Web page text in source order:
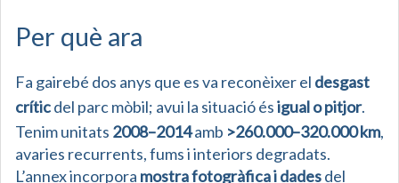
Per què ara
Fa gairebé dos anys que es va reconèixer el desgast
críticdel parc mòbil; avui la situació ésigual o pitjor.
Tenim unitats 2008–2014amb >260.000–320.000 km,
avaries recurrents, fums i interiors degradats.
L’annex incorpora mostra fotogràfica i dadesdel